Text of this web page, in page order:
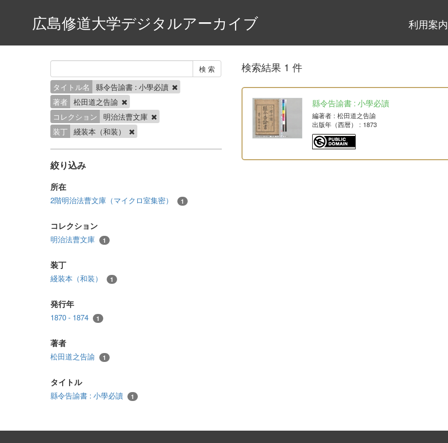
利用案内
広島修道大学デジタルアーカイブ
タイトル名
縣令告諭書 : 小學必讀
著者
松田道之告諭
コレクション
明治法曹文庫
装丁 綫装本（和装）
絞り込み
所在
2階明治法曹文庫（マイクロ室集密） 1
コレクション
明治法曹文庫 1
装丁
綫装本（和装） 1
発行年
1870 - 1874 1
著者
松田道之告諭 1
タイトル
縣令告諭書 : 小學必讀 1
検索結果 1 件
縣令告諭書 : 小學必讀
編著者: 松田道之告諭
出版年（西暦）
: 1873